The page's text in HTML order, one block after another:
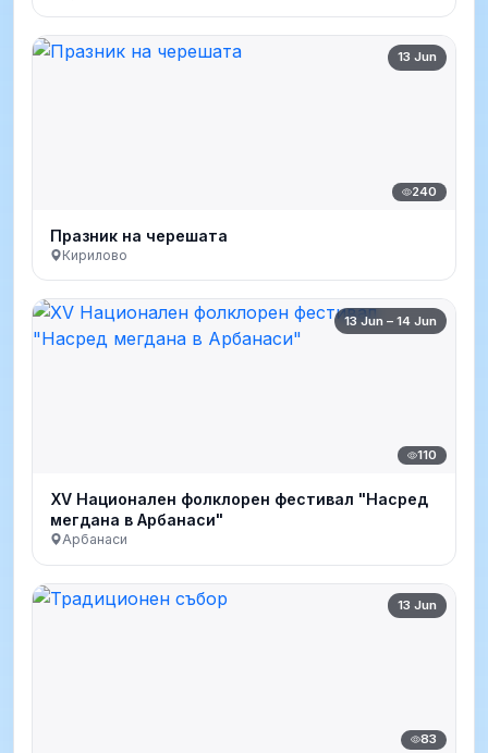
13 Jun
240
Празник на черешата
Кирилово
13 Jun – 14 Jun
110
ХV Национален фолклорен фестивал "Насред
мегдана в Арбанаси"
Арбанаси
13 Jun
83